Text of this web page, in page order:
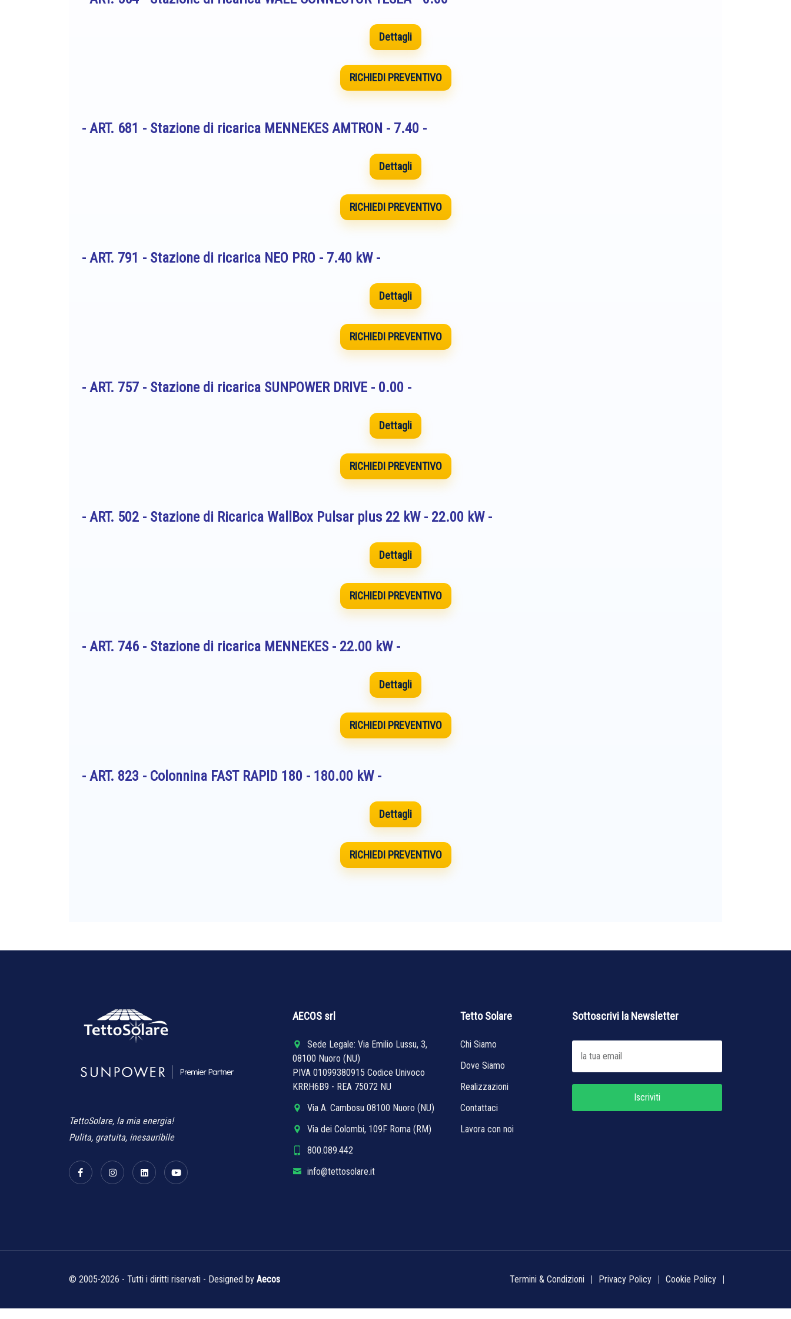
Dettagli
RICHIEDI PREVENTIVO
- ART. 681 - Stazione di ricarica MENNEKES AMTRON - 7.40 -
Dettagli
RICHIEDI PREVENTIVO
- ART. 791 - Stazione di ricarica NEO PRO - 7.40 kW -
Dettagli
RICHIEDI PREVENTIVO
- ART. 757 - Stazione di ricarica SUNPOWER DRIVE - 0.00 -
Dettagli
RICHIEDI PREVENTIVO
- ART. 502 - Stazione di Ricarica WallBox Pulsar plus 22 kW - 22.00 kW -
Dettagli
RICHIEDI PREVENTIVO
- ART. 746 - Stazione di ricarica MENNEKES - 22.00 kW -
Dettagli
RICHIEDI PREVENTIVO
- ART. 823 - Colonnina FAST RAPID 180 - 180.00 kW -
Dettagli
RICHIEDI PREVENTIVO
TettoSolare, la mia energia!
Pulita, gratuita, inesauribile
AECOS srl
Sede Legale: Via Emilio Lussu, 3,
08100 Nuoro (NU)
PIVA 01099380915 Codice Univoco
KRRH6B9 - REA 75072 NU
Via A. Cambosu 08100 Nuoro (NU)
Via dei Colombi, 109F Roma (RM)
800.089.442
info@tettosolare.it
Tetto Solare
Chi Siamo
Dove Siamo
Realizzazioni
Contattaci
Lavora con noi
Sottoscrivi la Newsletter
Iscriviti
© 2005-2026 - Tutti i diritti riservati - Designed by Aecos Termini & Condizioni Privacy Policy Cookie Policy